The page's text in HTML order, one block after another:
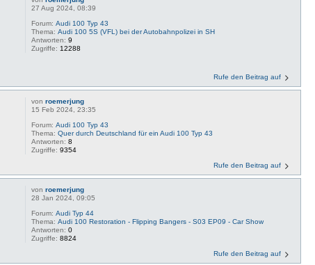
27 Aug 2024, 08:39
Forum:Audi 100 Typ 43
Thema:Audi 100 5S (VFL) bei der Autobahnpolizei in SH
Antworten:9
Zugriffe: 12288
Rufe den Beitrag auf
vonroemerjung
15 Feb 2024, 23:35
Forum:Audi 100 Typ 43
Thema:Quer durch Deutschland für ein Audi 100 Typ 43
Antworten:8
Zugriffe:9354
Rufe den Beitrag auf
vonroemerjung
28 Jan 2024, 09:05
Forum:Audi Typ 44
Thema:Audi 100 Restoration - Flipping Bangers - S03 EP09 - Car Show
Antworten:0
Zugriffe:8824
Rufe den Beitrag auf